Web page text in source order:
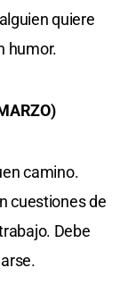
quiere
humor.
camino.
cuestiones de
Debe